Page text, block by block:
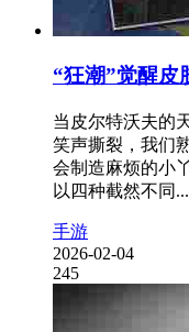
“狂潮”觉醒皮
当皮尔特沃夫的
笑声撕裂，我们
会制造麻烦的小
以四种截然不同...
手游
2026-02-04
245